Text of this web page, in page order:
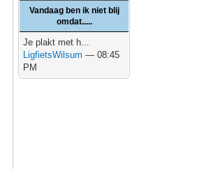
Vandaag ben ik niet blij
omdat.....
Je plakt met h...
LigfietsWilsum — 08:45
PM